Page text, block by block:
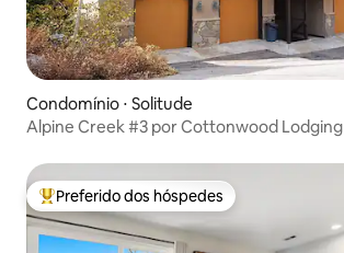
Condomínio ⋅ Solitude
Alpine Creek #3 por Cottonwood Lodging
Entre os melhores preferidos dos hóspedes
Preferido dos hóspedes